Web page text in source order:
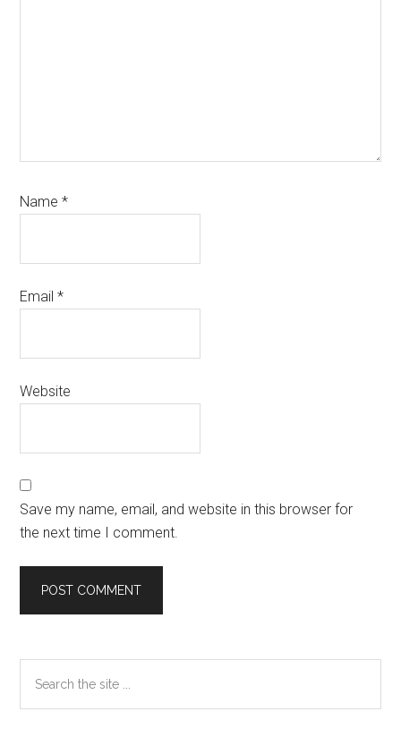
Name*
Email*
Website
Save my name, email, and website in this browser for
the next time I comment.
Primary
Sidebar
the